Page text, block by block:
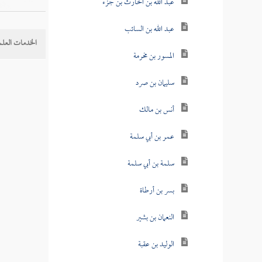
عبد الله بن السائب
المسور بن مخرمة
سليمان بن صرد
أنس بن مالك
عمر بن أبي سلمة
سلمة بن أبي سلمة
بسر بن أرطاة
النعمان بن بشير
الوليد بن عقبة
الخدمات